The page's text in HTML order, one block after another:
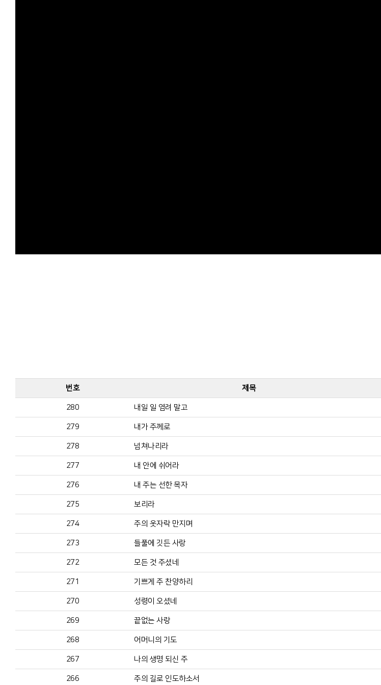
번호 제목
280 내일 일 염려 말고
279 내가 주께로
278 넘쳐나리라
277 내 안에 쉬어라
276 내 주는 선한 목자
275 보리라
274 주의 옷자락 만지며
273 들풀에 깃든 사랑
272 모든 것 주셨네
271 기쁘게 주 찬양하리
270 성령이 오셨네
269 끝없는 사랑
268 어머니의 기도
267 나의 생명 되신 주
266 주의 길로 인도하소서